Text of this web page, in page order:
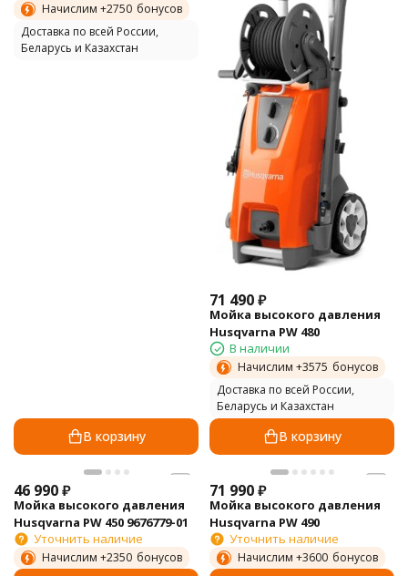
Начислим +2750 бонусов
Доставка по всей России,
Беларусь и Казахстан
В корзину
71 490₽
Мойка высокого давления
Husqvarna PW 480
В наличии
Начислим +3575 бонусов
Доставка по всей России,
Беларусь и Казахстан
В корзину
46 990₽
Мойка высокого давления
Husqvarna PW 450 9676779-01
Уточнить наличие
Начислим +2350 бонусов
71 990₽
Мойка высокого давления
Husqvarna PW 490
Уточнить наличие
Начислим +3600 бонусов